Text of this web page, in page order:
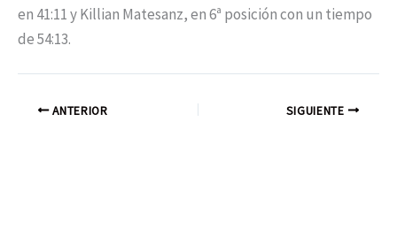
en 41:11 y Killian Matesanz, en 6ª posición con un tiempo
de 54:13.
ANTERIOR SIGUIENTE